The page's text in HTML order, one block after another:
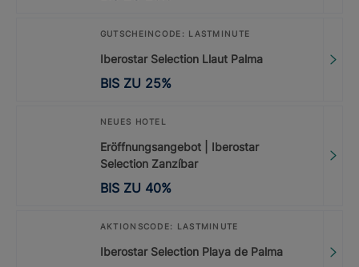
GUTSCHEINCODE: LASTMINUTE
Iberostar Selection Llaut Palma
BIS ZU 25%
NEUES HOTEL
Eröffnungsangebot | Iberostar
Selection Zanzíbar
BIS ZU 40%
AKTIONSCODE: LASTMINUTE
Iberostar Selection Playa de Palma